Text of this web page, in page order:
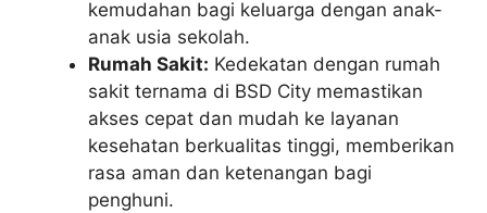
kemudahan bagi keluarga dengan anak-
anak usia sekolah.
Rumah Sakit: Kedekatan dengan rumah
sakit ternama di BSD City memastikan
akses cepat dan mudah ke layanan
kesehatan berkualitas tinggi, memberikan
rasa aman dan ketenangan bagi
penghuni.